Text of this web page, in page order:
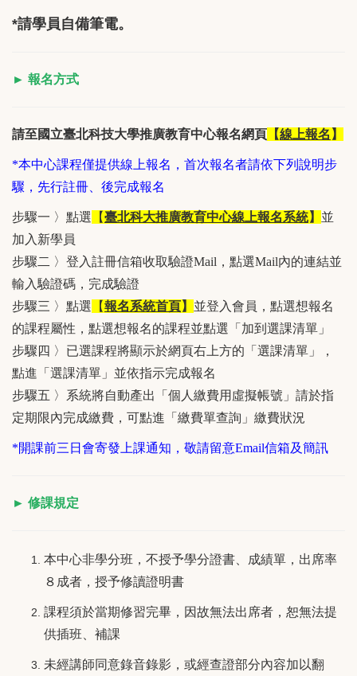
*請學員自備筆電。
► 報名方式
請至國立臺北科技大學推廣教育中心報名網頁 【線上報名 】
*本中心課程僅提供線上報名，首次報名者請依下列說明步
驟，先行註冊、後完成報名
步驟一 〉點選 【臺北科大推廣教育中心線上報名系統】 並
加入新學員
步驟二 〉登入註冊信箱收取驗證Mail，點選Mail內的連結並
輸入驗證碼，完成驗證
步驟三 〉點選 【報名系統首頁】 並登入會員，點選想報名
的課程屬性，點選想報名的課程並點選「加到選課清單」
步驟四 〉已選課程將顯示於網頁右上方的「選課清單」，
點進「選課清單」並依指示完成報名
步驟五 〉系統將自動產出「個人繳費用虛擬帳號」請於指
定期限內完成繳費，可點進「繳費單查詢」繳費狀況
*開課前三日會寄發上課通知，敬請留意Email信箱及簡訊
► 修課規定
本中心非學分班，不授予學分證書、成績單，出席率
８成者，授予修讀證明書
課程須於當期修習完畢，因故無法出席者，恕無法提
供插班、補課
未經講師同意錄音錄影，或經查證部分內容加以翻